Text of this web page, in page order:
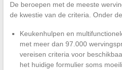
De beroepen met de meeste
de kwestie van de criteria. Onder
Keukenhulpen en
met meer dan 97.000
vereisen criteria voor
het huidige formulier soms